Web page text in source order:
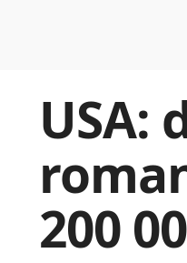
USA:
200